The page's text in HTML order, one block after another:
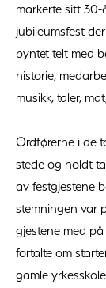
markerte sitt
jubileumsfest
pyntet telt med
historie,
musikk, taler,
Ordførerne i de
stede og holdt
av festgjestene
stemningen var
gjestene med
fortalte om
gamle